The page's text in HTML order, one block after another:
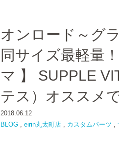
オンロード～グ
同サイズ最軽量
マ 】 SUPPLE
テス）オススメ
2018.06.12
BLOG , eirin丸太町店 , カスタムパーツ ,